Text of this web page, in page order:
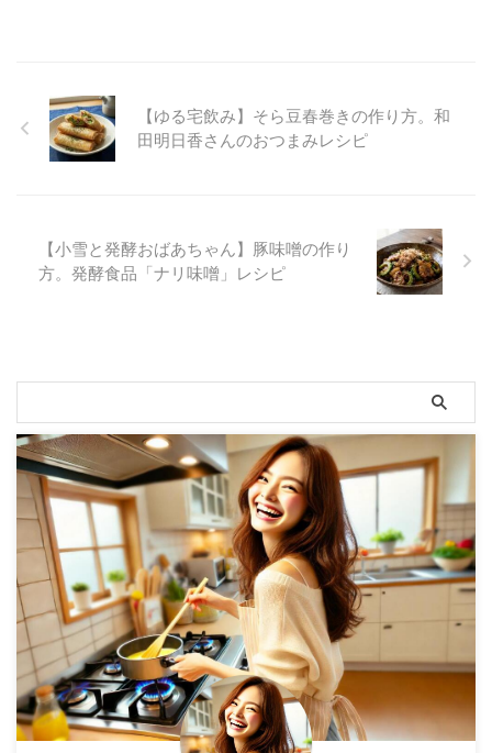
【ゆる宅飲み】そら豆春巻きの作り方。和
田明日香さんのおつまみレシピ
【小雪と発酵おばあちゃん】豚味噌の作り
方。発酵食品「ナリ味噌」レシピ